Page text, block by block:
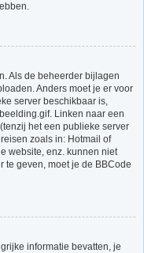
Als de beheerder bijlagen
Anders moet je er voor
server beschikbaar is,
Linken naar een
het een publieke server
zoals in: Hotmail of
website, enz. kunnen niet
te geven, moet je de BBCode
informatie bevatten, je